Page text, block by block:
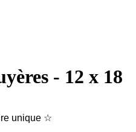
- 12 x 18
unique ☆